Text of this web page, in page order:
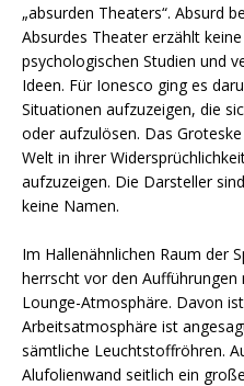
„absurden Theaters“. Absurd
Absurdes Theater erzählt
psychologischen Studien und
Ideen. Für Ionesco ging es
Situationen aufzuzeigen, die
oder aufzulösen. Das
Welt in ihrer
aufzuzeigen. Die Darsteller
keine Namen.
Im Hallenähnlichen Raum der
herrscht vor den
Lounge-Atmosphäre. Davon
Arbeitsatmosphäre ist
sämtliche Leuchtstoffröhren.
Alufolienwand seitlich ein